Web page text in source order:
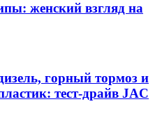
женский взгляд на
горный тормоз и
тест-драйв JAC